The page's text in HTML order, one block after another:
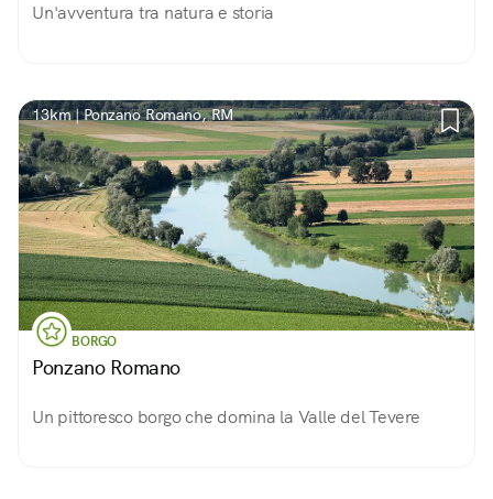
Un'avventura tra natura e storia
13km | Ponzano Romano, RM
BORGO
Ponzano Romano
Un pittoresco borgo che domina la Valle del Tevere